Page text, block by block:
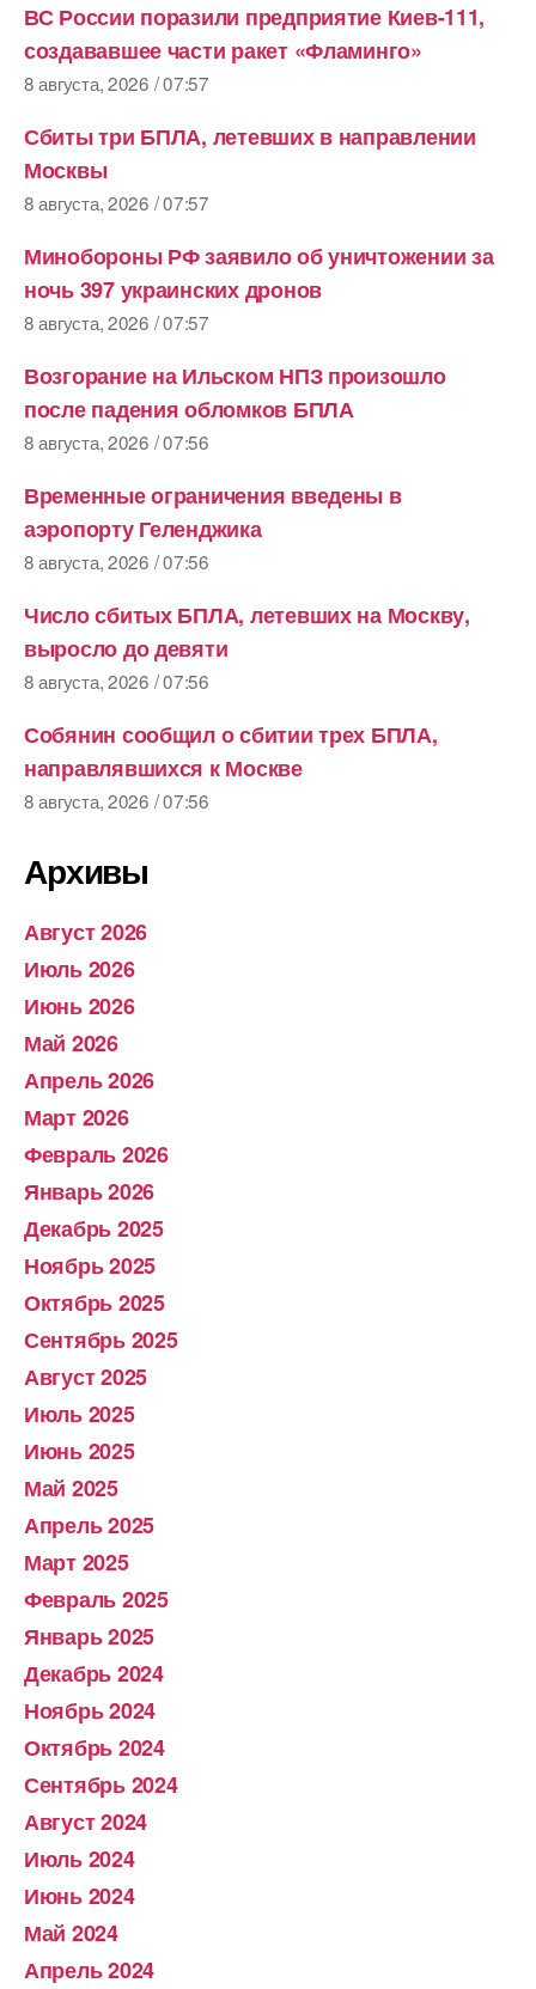
ВС России поразили предприятие Киев-111,
создававшее части ракет «Фламинго»
8 августа, 2026 / 07:57
Сбиты три БПЛА, летевших в направлении
Москвы
8 августа, 2026 / 07:57
Минобороны РФ заявило об уничтожении за
ночь 397 украинских дронов
8 августа, 2026 / 07:57
Возгорание на Ильском НПЗ произошло
после падения обломков БПЛА
8 августа, 2026 / 07:56
Временные ограничения введены в
аэропорту Геленджика
8 августа, 2026 / 07:56
Число сбитых БПЛА, летевших на Москву,
выросло до девяти
8 августа, 2026 / 07:56
Собянин сообщил о сбитии трех БПЛА,
направлявшихся к Москве
8 августа, 2026 / 07:56
Архивы
Август 2026
Июль 2026
Июнь 2026
Май 2026
Апрель 2026
Март 2026
Февраль 2026
Январь 2026
Декабрь 2025
Ноябрь 2025
Октябрь 2025
Сентябрь 2025
Август 2025
Июль 2025
Июнь 2025
Май 2025
Апрель 2025
Март 2025
Февраль 2025
Январь 2025
Декабрь 2024
Ноябрь 2024
Октябрь 2024
Сентябрь 2024
Август 2024
Июль 2024
Июнь 2024
Май 2024
Апрель 2024